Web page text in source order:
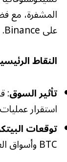
المشفرة، مع
على Binance.
النقاط
تأثير السوق:
استقرار عمليات Binance وتعزيز نشاط التداول.
توقعات
BTC وأسواق العملات المشفرة الأوسع.